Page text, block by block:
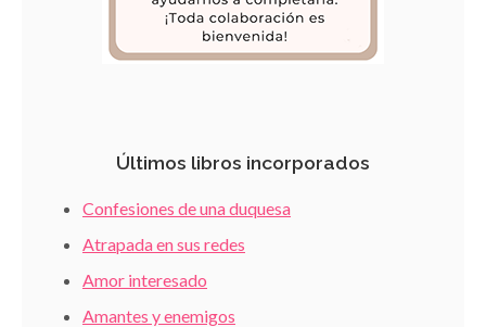
Últimos libros incorporados
Confesiones de una duquesa
Atrapada en sus redes
Amor interesado
Amantes y enemigos